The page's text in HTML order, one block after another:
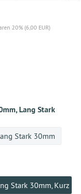
20% (6,00 EUR)
Lang Stark
Stark 30mm
Stark 30mm, Kurz